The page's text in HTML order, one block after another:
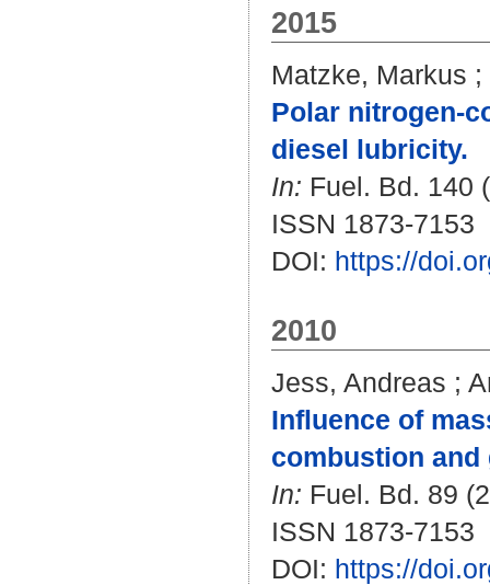
2015
Matzke, Markus ;
Polar nitrogen-
diesel lubricity.
In: Fuel. Bd. 140
ISSN 1873-7153
DOI: https://
2010
Jess, Andreas ;
Influence of
combustion
In: Fuel. Bd. 89
ISSN 1873-7153
DOI: https://